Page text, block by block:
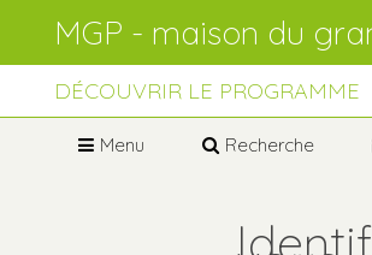
Aller
navigation
personnels
DÉCOUVRIR LE PROGRAMME
Menu Recherche